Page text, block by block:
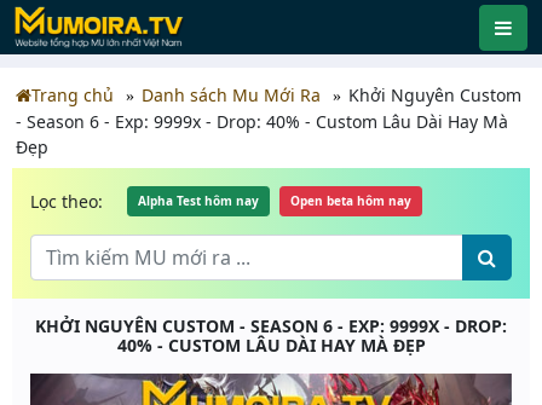
Trang chủ Danh sách Mu Mới Ra
Khởi Nguyên Custom
- Season 6 - Exp: 9999x - Drop: 40% - Custom Lâu Dài Hay Mà
Đẹp
Lọc theo: Alpha Test hôm nay Open beta hôm nay
KHỞI NGUYÊN CUSTOM - SEASON 6 - EXP: 9999X - DROP:
40% - CUSTOM LÂU DÀI HAY MÀ ĐẸP